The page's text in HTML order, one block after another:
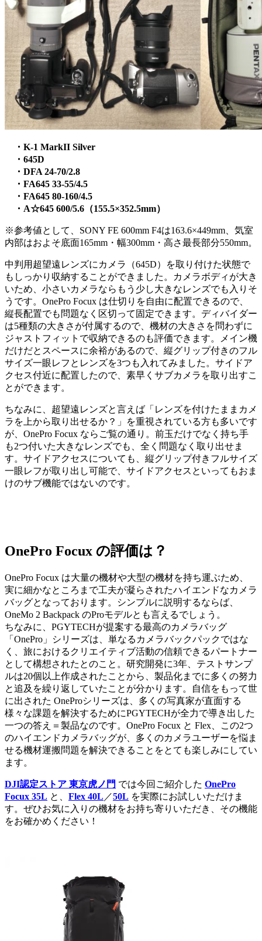
・K-1 MarkII Silver
・645D
・DFA 24-70/2.8
・FA645 33-55/4.5
・FA645 80-160/4.5
・A☆645 600/5.6（155.5×352.5mm）
※参考値として、SONY FE 600mm F4は163.6×449mm、気室
内部はおよそ底面165mm・幅300mm・高さ最長部分550mm。
中判用超望遠レンズにカメラ（645D）を取り付けた状態で
もしっかり収納することができました。カメラボディが大き
いため、小さいカメラならもう少し大きなレンズでも入りそ
うです。OnePro Focux は仕切りを自由に配置できるので、
縦長配置でも問題なく区切って固定できます。ディバイダー
は5種類の大きさが付属するので、機材の大きさを問わずに
ジャストフィットで収納できるのも評価できます。メイン機
だけだとスペースに余裕があるので、縦グリップ付きのフル
サイズ一眼レフとレンズを3つも入れてみました。サイドア
クセス付近に配置したので、素早くサブカメラを取り出すこ
とができます。
ちなみに、超望遠レンズと言えば「レンズを付けたままカメ
ラを上から取り出せるか？」を重視されている方も多いです
が、OnePro Focux ならご覧の通り。前玉だけでなく持ち手
も2つ付いた大きなレンズでも、全く問題なく取り出せま
す。サイドアクセスについても、縦グリップ付きフルサイズ
一眼レフが取り出し可能で、サイドアクセスといってもおま
けのサブ機能ではないのです。
OnePro Focux の評価は？
OnePro Focux は大量の機材や大型の機材を持ち運ぶため、
実に細かなところまで工夫が凝らされたハイエンドなカメラ
バッグとなっております。シンプルに説明するならば、
OneMo 2 Backpack のProモデルとも言えるでしょう。
ちなみに、PGYTECHが提案する最高のカメラバッグ
「OnePro」シリーズは、単なるカメラバックパックではな
く、旅におけるクリエイティブ活動の信頼できるパートナー
として構想されたとのこと。研究開発に3年、テストサンプ
ルは20個以上作成されたことから、製品化までに多くの努力
と追及を繰り返していたことが分かります。自信をもって世
に出された OneProシリーズは、多くの写真家が直面する
様々な課題を解決するためにPGYTECHが全力で導き出した
一つの答え＝製品なのです。OnePro Focux と Flex、この2つ
のハイエンドカメラバッグが、多くのカメラユーザーを悩ま
せる機材運搬問題を解決できることをとても楽しみにしてい
ます。
DJI認定ストア 東京虎ノ門 では今回ご紹介した OnePro
Focux 35L と、 Flex 40L ／50L を実際にお試しいただけま
す。ぜひお気に入りの機材をお持ち寄りいただき、その機能
をお確かめください！